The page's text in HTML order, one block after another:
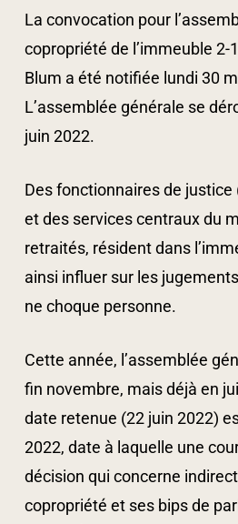
La convocation pour
copropriété de l’immeuble 2-
Blum a été notifiée lundi 30
L’assemblée générale se
juin 2022.
Des fonctionnaires de justice
et des services centraux du
retraités, résident dans
ainsi influer sur les
ne choque personne.
Cette année, l’assemblée
fin novembre, mais déjà en
date retenue (22 juin 2022)
2022, date à laquelle une
décision qui concerne
copropriété et ses bips de